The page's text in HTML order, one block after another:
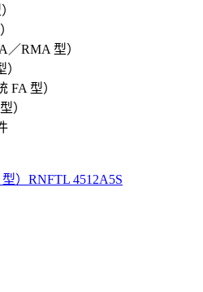
／RMA 型）
FA 型）
）
） RNFTL 4512A5S